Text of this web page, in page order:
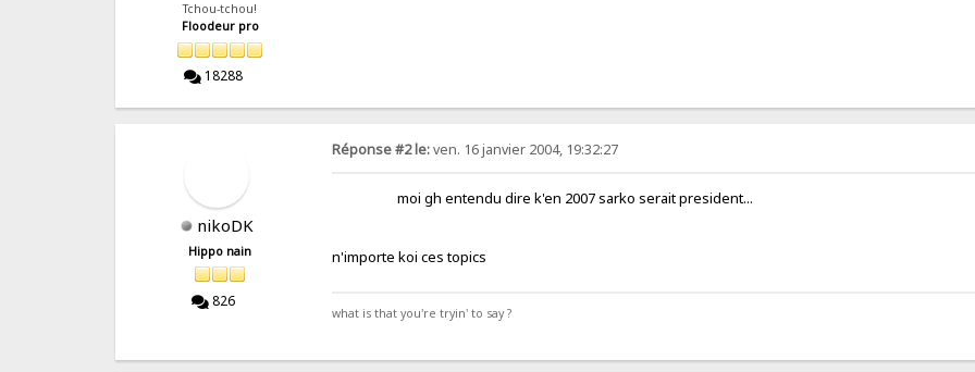
Tchou-tchou!
Floodeur pro
18288
nikoDK
Hippo nain
826
Réponse #2 le:ven. 16 janvier 2004, 19:32:27
moi gh entendu dire k'en 2007 sarko serait president...
n'importe koi ces topics
what is that you're tryin' to say ?